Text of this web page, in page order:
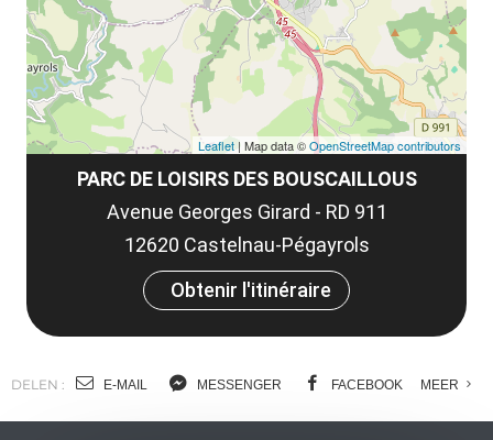
PARC DE LOISIRS DES BOUSCAILLOUS
Avenue Georges Girard - RD 911
12620 Castelnau-Pégayrols
Obtenir l'itinéraire
Leaflet | Map data ©OpenStreetMap contributors
DELEN : E-MAIL MESSENGER FACEBOOK MEER